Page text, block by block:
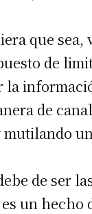
que sea,
de
la
de
de ser
un hecho